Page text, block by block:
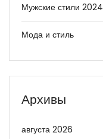
Мужские стили 2024
Мода и стиль
Архивы
августа 2026